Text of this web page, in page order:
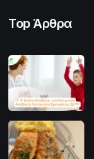
Top Άρθρα